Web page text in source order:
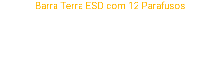
Barra Terra ESD com 12 Parafusos